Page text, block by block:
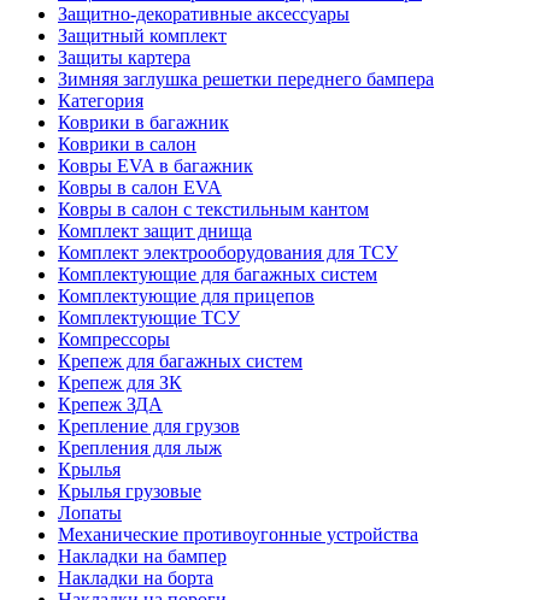
Защитно-декоративные аксессуары
Защитный комплект
Защиты картера
Зимняя заглушка решетки переднего бампера
Категория
Коврики в багажник
Коврики в салон
Ковры EVA в багажник
Ковры в салон EVA
Ковры в салон с текстильным кантом
Комплект защит днища
Комплект электрооборудования для ТСУ
Комплектующие для багажных систем
Комплектующие для прицепов
Комплектующие ТСУ
Компрессоры
Крепеж для багажных систем
Крепеж для ЗК
Крепеж ЗДА
Крепление для грузов
Крепления для лыж
Крылья
Крылья грузовые
Лопаты
Механические противоугонные устройства
Накладки на бампер
Накладки на борта